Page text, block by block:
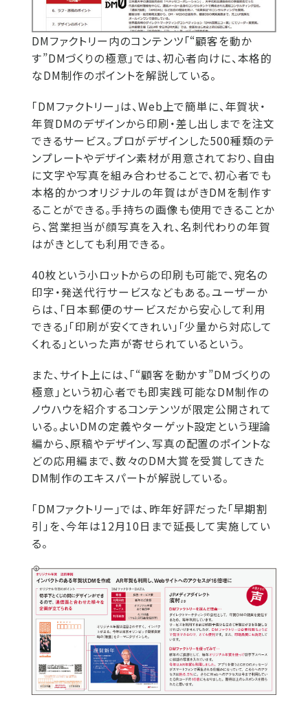
DMファクトリー内のコンテンツ「“顧客を動か
す”DMづくりの極意」では、初心者向けに、本格的
なDM制作のポイントを解説している。
「DMファクトリー」は、Web上で簡単に、年賀状・
年賀DMのデザインから印刷・差し出しまでを注文
できるサービス。プロがデザインした500種類のテ
ンプレートやデザイン素材が用意されており、自由
に文字や写真を組み合わせることで、初心者でも
本格的かつオリジナルの年賀はがきDMを制作す
ることができる。手持ちの画像も使用できることか
ら、営業担当が顔写真を入れ、名刺代わりの年賀
はがきとしても利用できる。
40枚という小ロットからの印刷も可能で、宛名の
印字・発送代行サービスなどもある。ユーザーか
らは、「日本郵便のサービスだから安心して利用
できる」「印刷が安くてきれい」「少量から対応して
くれる」といった声が寄せられているという。
また、サイト上には、「“顧客を動かす”DMづくりの
極意」という初心者でも即実践可能なDM制作の
ノウハウを紹介するコンテンツが限定公開されて
いる。よいDMの定義やターゲット設定という理論
編から、原稿やデザイン、写真の配置のポイントな
どの応用編まで、数々のDM大賞を受賞してきた
DM制作のエキスパートが解説している。
「DMファクトリー」では、昨年好評だった「早期割
引」を、今年は12月10日まで延長して実施してい
る。